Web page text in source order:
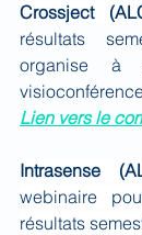
Crossject
résultats
organise à
Lien vers le
Intrasense
webinaire
résultats